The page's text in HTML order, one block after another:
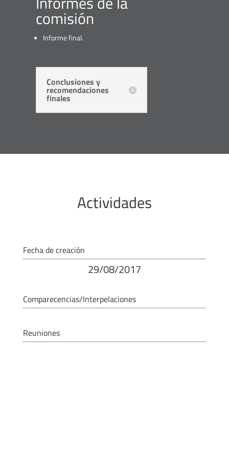
comisión
Informe final.
Conclusiones y
recomendaciones
finales
Actividades
Fecha de creación
29/08/2017
Comparecencias/Interpelaciones
Reuniones